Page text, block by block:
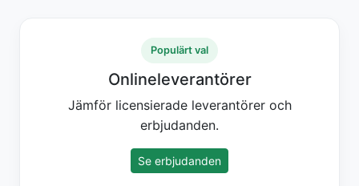
Populärt val
Onlineleverantörer
Jämför licensierade leverantörer och
erbjudanden.
Se erbjudanden